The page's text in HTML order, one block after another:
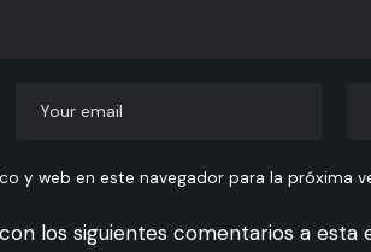
y web en este navegador para la próxima
los siguientes comentarios a esta